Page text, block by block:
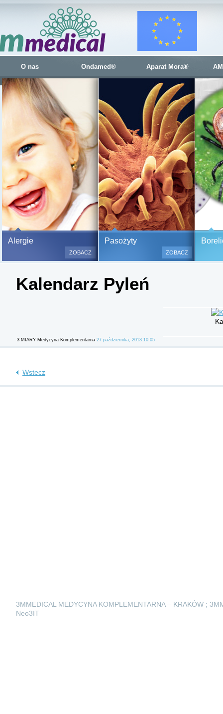
O nas Ondamed® Aparat Mora®
Alergie
Bezbolesne testy alergiczne
500 alergenów oraz zabiegi
odczulające.
(bez nakłuwania i nacinania,
ZOBACZ
Pasożyty
ZOBACZ
Kalendarz Pyleń
3 MIARY Medycyna Komplementarna 27 października, 2013 10:05
Wstecz
3MMEDICAL MEDYCYNA KOMPLEMENTARNA – KRAKÓW ;
Neo3IT